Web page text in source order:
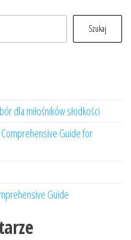
Szukaj
dla miłośników słodkości
Comprehensive Guide for
Guide